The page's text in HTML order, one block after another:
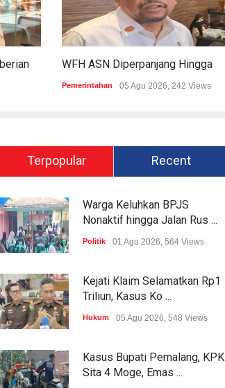
Pemerintahan 05 Agu 2026, 242 Views
Terpopular Recent
Warga Keluhkan BPJS
Nonaktif hingga Jalan Rus ...
Politik 01 Agu 2026, 564 Views
Kejati Klaim Selamatkan Rp1
Triliun, Kasus Ko ...
Hukum 05 Agu 2026, 548 Views
Kasus Bupati Pemalang, KPK
Sita 4 Moge, Emas ...